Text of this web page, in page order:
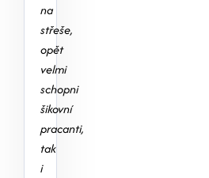
na
střeše,
opět
velmi
schopni
šikovní
pracanti,
tak
i